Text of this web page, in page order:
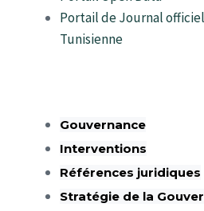
Gouvernance
Interventions
Références juridiques
Stratégie de la
Portail de Journal
Tunisienne